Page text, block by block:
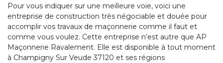
Pour vous indiquer sur une meilleure voie, voici une
entreprise de construction très négociable et douée pour
accomplir vos travaux de maçonnerie comme il faut et
comme vous voulez. Cette entreprise n’est autre que AP
Maçonnerie Ravalement. Elle est disponible à tout moment
à Champigny Sur Veude 37120 et ses régions